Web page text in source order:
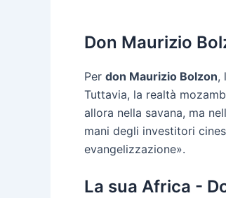
Don Maurizio
Per don Maurizio Bolzon,
Tuttavia, la realtà
allora nella savana, ma
mani degli investitori
evangelizzazione».
La sua Africa -